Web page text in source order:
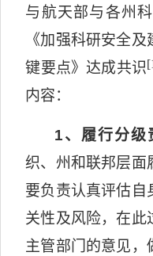
与航天部与各州
《加强科研安全
键要点》达成共识
内容：
1、履行分级
织、州和联邦层面
要负责认真评估自
关性及风险，在此
主管部门的意见，